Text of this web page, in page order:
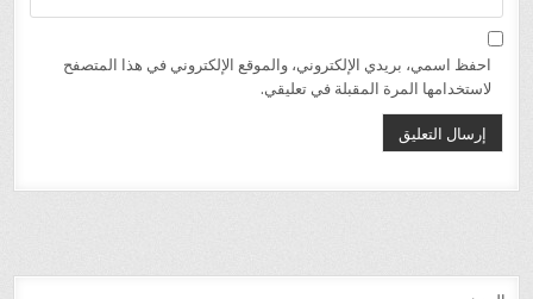
احفظ اسمي، بريدي الإلكتروني، والموقع الإلكتروني في هذا المتصفح
لاستخدامها المرة المقبلة في تعليقي.